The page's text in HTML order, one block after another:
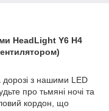
HeadLight Y6 H4
дорозі з нашими LED
про тьмяні ночі та
кордон, що